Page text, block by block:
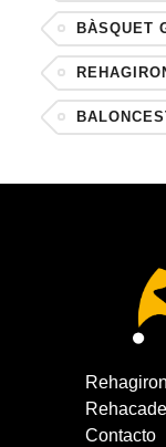
BÀSQUET
Contacto